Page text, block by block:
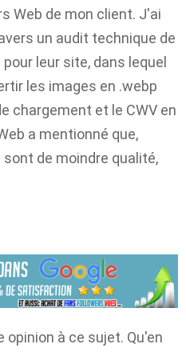
Web de mon client. J'ai
un audit technique de
leur site, dans lequel
les images en .webp
chargement et le CWV en
a mentionné que,
de moindre qualité,
à ce sujet. Qu'en